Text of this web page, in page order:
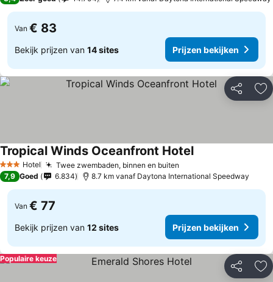
Van € 83
Bekijk prijzen van 14 sites Prijzen bekijken
Delen
3 SterrenHotel Twee zwembaden, binnen en buiten
Tropical Winds Oceanfront HotelPrijzen bekijken
7,9 Goed 6.834 8.7 km vanaf Daytona International Speedway
Van € 77
Bekijk prijzen van 12 sites Prijzen bekijken
Delen
Populaire keuze